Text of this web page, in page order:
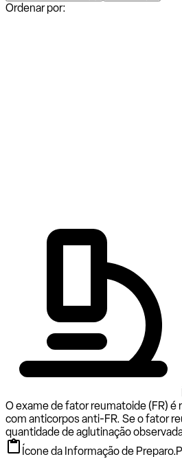
Ordenar por:
O exame de fator reumatoide (FR)
com anticorpos anti-FR. Se o fator
quantidade de aglutinação
Ícone da Informação de Preparo.